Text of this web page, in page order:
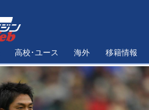
高校･ユース 海外 移籍情報